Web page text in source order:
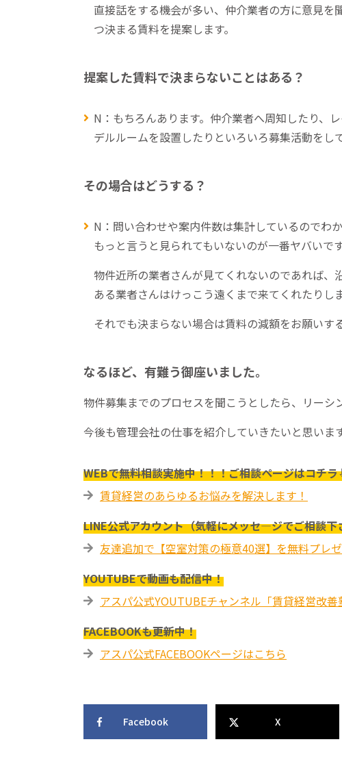
直接話をする機会が多い、仲介業者の方に意見
つ決まる賃料を提案します。
提案した賃料で決まらないことはある？
N：もちろんあります。仲介業者へ周知したり、
デルルームを設置したりといろいろ募集活動をし
その場合はどうする？
N：問い合わせや案内件数は集計しているのでわ
もっと言うと見られてもいないのが一番ヤバいです
物件近所の業者さんが見てくれないのであれば
ある業者さんはけっこう遠くまで来てくれたりし
それでも決まらない場合は賃料の減額をお願いす
なるほど、有難う御座いました。
物件募集までのプロセスを聞こうとしたら、リーシ
今後も管理会社の仕事を紹介していきたいと思います
WEBで無料相談実施中！！！ご相談ページはコチ
賃貸経営のあらゆるお悩みを解決します！
LINE公式アカウント（気軽にメッセ―ジでご相談下
友達追加で【空室対策の極意40選】を無料プレゼ
YOUTUBEで動画も配信中！
アスパ公式YOUTUBEチャンネル「賃貸経営改善
FACEBOOKも更新中！
アスパ公式FACEBOOKページはこちら
Facebook X